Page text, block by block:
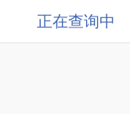
正在查询中